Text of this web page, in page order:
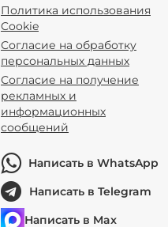
Политика использования
Cookie
Согласие на обработку
персональных данных
Согласие на получение
рекламных и
информационных
сообщений
Написать в WhatsApp
Написать в Telegram
Написать в Max